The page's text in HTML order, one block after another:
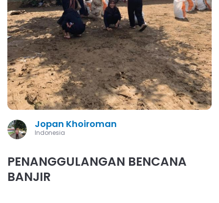
Jopan Khoiroman
Indonesia
PENANGGULANGAN BENCANA
BANJIR